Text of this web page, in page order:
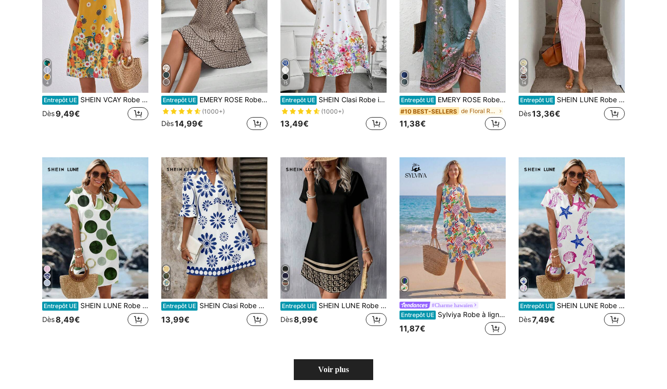
4
Entrepôt UE SHEIN VCAY Robe À Fleurs Sans Manches Imprimée Pour Femme
Dès9,49€
Entrepôt UE EMERY ROSE Robe À Imprimé Floral, Col Noué, Manches Flottantes, Ourlet À Volants
(1000+)
Dès14,99€
15
Entrepôt UE SHEIN Clasi Robe imprimée pour la Saint-Valentin à manches mi-longues pour femme, tenue de Saint-Valentin, printemps/été
(1000+)
13,49€
Entrepôt UE EMERY ROSE Robe Sans Manches À Encolure En V Encochée Imprimée Florale Pour Femme
#10 BEST-SELLERS de Floral Robes mi-longues pour femmes
11,38€
14
Entrepôt UE SHEIN LUNE Robe mi-longue fendue élégante à taille torsadée sans manches, robe moulante texturée décontractée pour femmes, tenue d'anniversaire pour femmes, ensemble de fitness pour femmes, robe de témoin de mariage pour femmes, tenue de bureau pour femmes à rayures roses
Dès13,36€
8
Entrepôt UE SHEIN LUNE Robe courte minimaliste décontractée à col V pour femmes, motif imprimé rétro à pois, convient pour le printemps/été, les vacances à la plage, les sorties, les mariages, chic
Dès8,49€
14
Entrepôt UE SHEIN Clasi Robe décontractée à col V et imprimé floral pour vacances pour femmes
13,99€
4
Entrepôt UE SHEIN LUNE Robe courte tissée à col en V avec motif floral minimaliste décontracté pour femmes, convient pour le printemps & l'été, vêtements bohèmes chic pour femmes, décontracté
Dès8,99€
#Charme hawaïen
Entrepôt UE Sylviya Robe à ligne A sans manches imprimée, décontractée, convient pour l'été
11,87€
Entrepôt UE SHEIN LUNE Robe mini décontractée d'été pour femmes avec imprimé étoile de mer, hippocampe et coquillage, tenue de vacances à la plage, tenues de vacances pour femmes au printemps, robe d'été imprimée hippocampe pour vacances, tenues de plage pour femmes, vêtements de vacances pour femmes
Dès7,49€
Voir plus